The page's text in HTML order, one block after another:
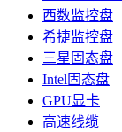
西数监控盘
希捷监控盘
三星固态盘
Intel固态盘
GPU显卡
高速线缆